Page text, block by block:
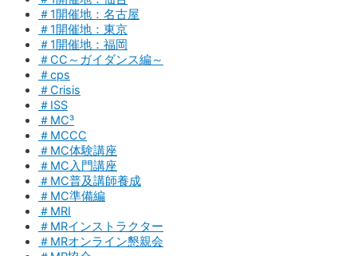
＃1開催地：名古屋
＃1開催地：東京
＃1開催地：福岡
＃CC～ガイダンス編～
＃cps
＃Crisis
＃ISS
＃MC³
＃MCCC
＃MC体験講座
＃MC入門講座
＃MC普及講師養成
＃MC準備編
＃MRI
＃MRインストラクター
＃MRオンライン懇親会